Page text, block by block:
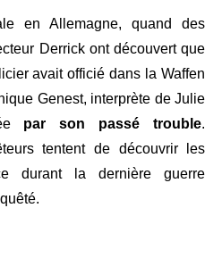
en Allemagne, quand des
Derrick ont découvert que
avait officié dans la Waffen
Genest, interprète de Julie
par son passé trouble.
tentent de découvrir les
durant la dernière guerre